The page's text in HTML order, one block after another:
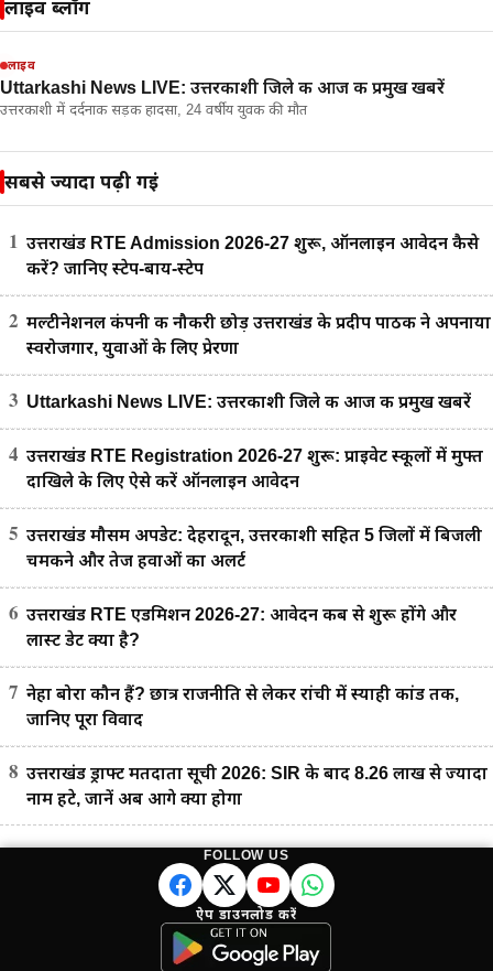
लाइव ब्लॉग
लाइव
Uttarkashi News LIVE: उत्तरकाशी जिले की आज की प्रमुख खबरें
उत्तरकाशी में दर्दनाक सड़क हादसा, 24 वर्षीय युवक की मौत
सबसे ज्यादा पढ़ी गईं
1 उत्तराखंड RTE Admission 2026-27 शुरू, ऑनलाइन आवेदन कैसे
करें? जानिए स्टेप-बाय-स्टेप
2 मल्टीनेशनल कंपनी की नौकरी छोड़ उत्तराखंड के प्रदीप पाठक ने अपनाया
स्वरोजगार, युवाओं के लिए प्रेरणा
3 Uttarkashi News LIVE: उत्तरकाशी जिले की आज की प्रमुख खबरें
4 उत्तराखंड RTE Registration 2026-27 शुरू: प्राइवेट स्कूलों में मुफ्त
दाखिले के लिए ऐसे करें ऑनलाइन आवेदन
5 उत्तराखंड मौसम अपडेट: देहरादून, उत्तरकाशी सहित 5 जिलों में बिजली
चमकने और तेज हवाओं का अलर्ट
6 उत्तराखंड RTE एडमिशन 2026-27: आवेदन कब से शुरू होंगे और
लास्ट डेट क्या है?
7 नेहा बोरा कौन हैं? छात्र राजनीति से लेकर रांची में स्याही कांड तक,
जानिए पूरा विवाद
8 उत्तराखंड ड्राफ्ट मतदाता सूची 2026: SIR के बाद 8.26 लाख से ज्यादा
नाम हटे, जानें अब आगे क्या होगा
FOLLOW US
ऐप डाउनलोड करें